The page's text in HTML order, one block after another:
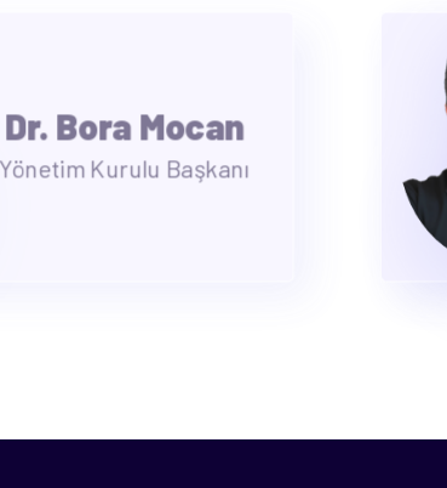
Dr. Şükrü Ozan
Yönetim Kurulu Başkan Yrd.